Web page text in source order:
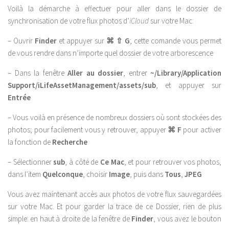
Voilà la démarche à effectuer pour aller dans le dossier de
synchronisation de votre flux photos d’iCloud sur votre Mac:
– Ouvrir Finder et appuyer sur ⌘ ⇧ G; cette comande vous permet
de vous rendre dans n’importe quel dossier de votre arborescence
– Dans la fenêtre Aller au dossier , entrer ~/Library/Application
Support/iLifeAssetManagement/assets/sub , et appuyer sur
Entrée
– Vous voilà en présence de nombreux dossiers où sont stockées des
photos; pour facilement vous y retrouver, appuyer ⌘ F pour activer
la fonction de Recherche
– Sélectionnersub , à côté de Ce Mac, et pour retrouver vos photos,
dans l’item Quelconque , choisir Image , puis dans Tous JPEG
Vous avez maintenant accès aux photos de votre flux sauvegardées
sur votre Mac. Et pour garder la trace de ce Dossier, rien de plus
simple: en haut à droite de la fenêtre de Finder , vous avez le bouton